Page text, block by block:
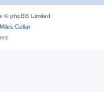
© phpBB Limited
Miles Cellar